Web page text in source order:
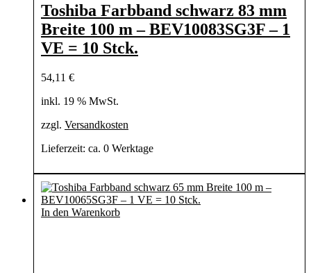
Toshiba Farbband schwarz 83 mm
Breite 100 m – BEV10083SG3F – 1
VE = 10 Stck.
54,11 €
inkl. 19 % MwSt.
zzgl. Versandkosten
Lieferzeit: ca. 0 Werktage
In den Warenkorb